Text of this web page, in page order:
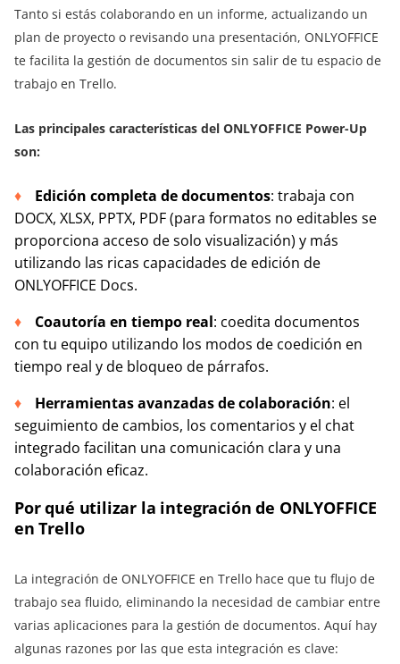
Tanto si estás colaborando en un informe, actualizando un
plan de proyecto o revisando una presentación, ONLYOFFICE
te facilita la gestión de documentos sin salir de tu espacio de
trabajo en Trello.
Las principales características del ONLYOFFICE Power-Up
son:
Edición completa de documentos: trabaja con
DOCX, XLSX, PPTX, PDF (para formatos no editables se
proporciona acceso de solo visualización) y más
utilizando las ricas capacidades de edición de
ONLYOFFICE Docs.
Coautoría en tiempo real: coedita documentos
con tu equipo utilizando los modos de coedición en
tiempo real y de bloqueo de párrafos.
Herramientas avanzadas de colaboración: el
seguimiento de cambios, los comentarios y el chat
integrado facilitan una comunicación clara y una
colaboración eficaz.
Por qué utilizar la integración de ONLYOFFICE
en Trello
La integración de ONLYOFFICE en Trello hace que tu flujo de
trabajo sea fluido, eliminando la necesidad de cambiar entre
varias aplicaciones para la gestión de documentos. Aquí hay
algunas razones por las que esta integración es clave: